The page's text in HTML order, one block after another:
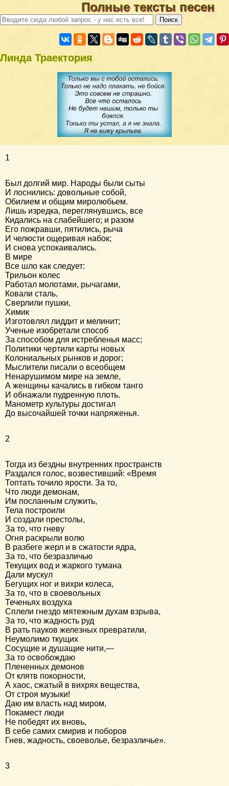
Полные тексты песен
Линда Траектория
1
Был долгий мир. Народы были сыты
И лоснились: довольные собой,
Обилием и общим миролюбьем.
Лишь изредка, переглянувшись, все
Кидались на слабейшего; и разом
Его пожравши, пятились, рыча
И челюсти ощеривая набок;
И снова успокаивались.
В мире
Все шло как следует:
Трильон колес
Работал молотами, рычагами,
Ковали сталь,
Сверлили пушки,
Химик
Изготовлял лиддит и мелинит;
Ученые изобретали способ
За способом для истребленья масс;
Политики чертили карты новых
Колониальных рынков и дорог;
Мыслители писали о всеобщем
Ненарушимом мире на земле,
А женщины качались в гибком танго
И обнажали пудренную плоть.
Манометр культуры достигал
До высочайшей точки напряженья.
2
Тогда из бездны внутренних пространств
Раздался голос, возвестивший: «Время
Топтать точило ярости. За то,
Что люди демонам,
Им посланным служить,
Тела построили
И создали престолы,
За то, что гневу
Огня раскрыли волю
В разбеге жерл и в сжатости ядра,
За то, что безразличью
Текущих вод и жаркого тумана
Дали мускул
Бегущих ног и вихри колеса,
За то, что в своевольных
Теченьях воздуха
Сплели гнездо мятежным духам взрыва,
За то, что жадность руд
В рать пауков железных превратили,
Неумолимо ткущих
Сосущие и душащие нити,—
За то освобождаю
Плененных демонов
От клятв покорности,
А хаос, сжатый в вихрях вещества,
От строя музыки!
Даю им власть над миром,
Покамест люди
Не победят их вновь,
В себе самих смирив и поборов
Гнев, жадность, своеволье, безразличье».
3